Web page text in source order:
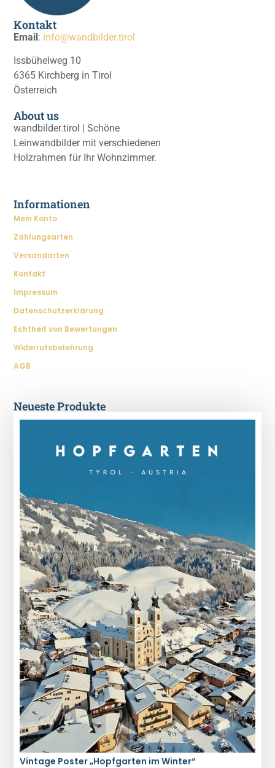
Kontakt
Email: info@wandbilder.tirol
Issbühelweg 10
6365 Kirchberg in Tirol
Österreich
About us
wandbilder.tirol | Schöne
Leinwandbilder mit verschiedenen
Holzrahmen für Ihr Wohnzimmer.
Informationen
Mein Konto
Zahlungsarten
Versandarten
Kontakt
Impressum
Datenschutzerklärung
Echtheit von Bewertungen
Widerrufsbelehrung
AGB
Neueste Produkte
Vintage Poster „Hopfgarten im Winter“